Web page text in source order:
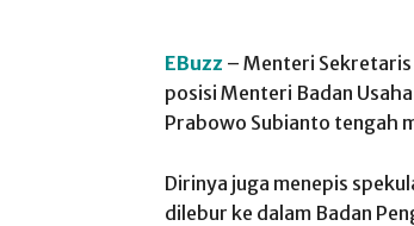
EBuzz – Menteri
posisi Menteri Badan
Prabowo Subianto tengah
Dirinya juga menepis
dilebur ke dalam Badan